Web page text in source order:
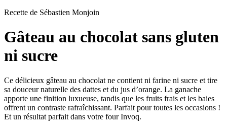
Recette de Sébastien Monjoin
Gâteau au chocolat sans gluten
ni sucre
Ce délicieux gâteau au chocolat ne contient ni farine ni sucre et tire
sa douceur naturelle des dattes et du jus d’orange. La ganache
apporte une finition luxueuse, tandis que les fruits frais et les baies
offrent un contraste rafraîchissant. Parfait pour toutes les occasions !
Et un résultat parfait dans votre four Invoq.